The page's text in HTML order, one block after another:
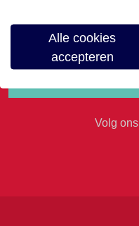
Volg
Alle cookies
accepteren